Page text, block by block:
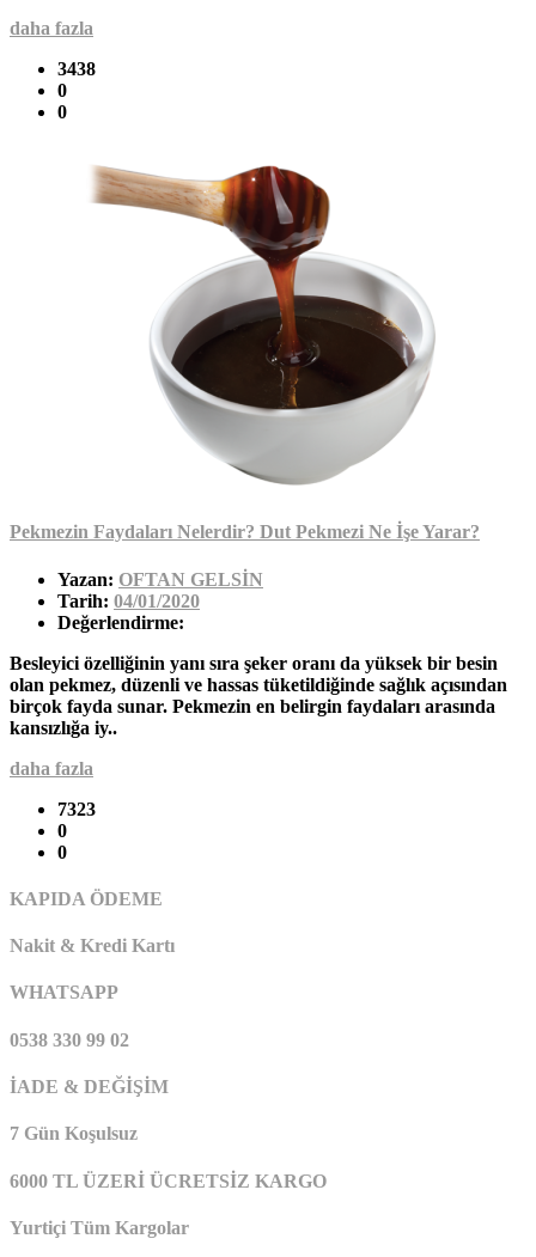
daha fazla
3438
0
0
Pekmezin Faydaları Nelerdir? Dut Pekmezi Ne İşe Yarar?
Yazan: OFTAN GELSİN
Tarih: 04/01/2020
Değerlendirme:
Besleyici özelliğinin yanı sıra şeker oranı da yüksek bir besin
olan pekmez, düzenli ve hassas tüketildiğinde sağlık açısından
birçok fayda sunar. Pekmezin en belirgin faydaları arasında
kansızlığa iy..
daha fazla
7323
0
0
KAPIDA ÖDEME
Nakit & Kredi Kartı
WHATSAPP
0538 330 99 02
İADE & DEĞİŞİM
7 Gün Koşulsuz
6000 TL ÜZERİ ÜCRETSİZ KARGO
Yurtiçi Tüm Kargolar